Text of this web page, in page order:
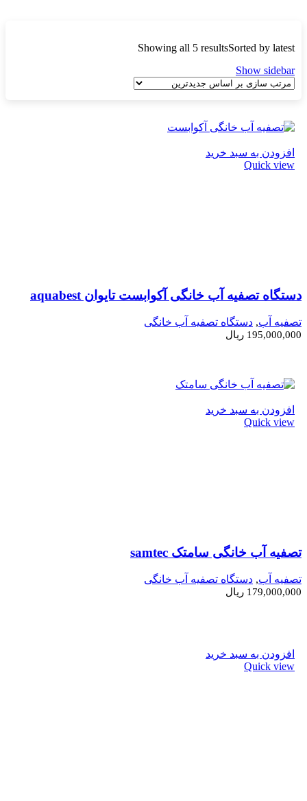
Showing all 5 resultsSorted by latest
Show sidebar
افزودن به سبد خرید
Quick view
دستگاه تصفیه آب خانگی آکوابست تایوان aquabest
تصفیه آب, دستگاه تصفیه آب خانگی
195,000,000 ریال
افزودن به سبد خرید
Quick view
تصفیه آب خانگی سامتک samtec
تصفیه آب, دستگاه تصفیه آب خانگی
179,000,000 ریال
افزودن به سبد خرید
Quick view